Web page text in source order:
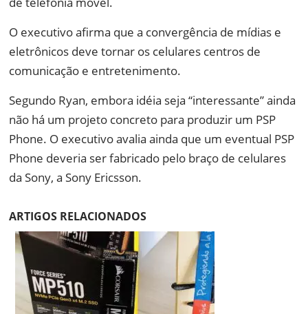
O executivo afirma que a convergência de mídias e
eletrônicos deve tornar os celulares centros de
comunicação e entretenimento.
Segundo Ryan, embora idéia seja “interessante” ainda
não há um projeto concreto para produzir um PSP
Phone. O executivo avalia ainda que um eventual PSP
Phone deveria ser fabricado pelo braço de celulares
da Sony, a Sony Ericsson.
ARTIGOS RELACIONADOS